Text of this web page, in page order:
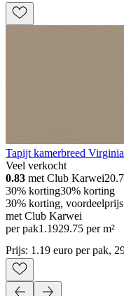
Tapijt kamerbreed
Veel verkocht
0.83 met Club Karwei
30% korting30% korting
30% korting,
met Club Karwei
per pak1 .1929.75 per m²
Prijs: 1.19 euro per pak,